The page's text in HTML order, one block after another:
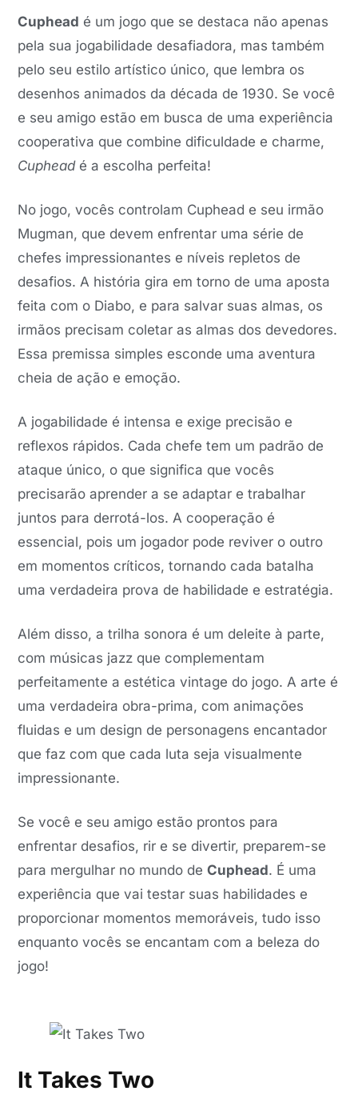
Cuphead é um jogo que se destaca não apenas
pela sua jogabilidade desafiadora, mas também
pelo seu estilo artístico único, que lembra os
desenhos animados da década de 1930. Se você
e seu amigo estão em busca de uma experiência
cooperativa que combine dificuldade e charme,
Cupheadé a escolha perfeita!
No jogo, vocês controlam Cuphead e seu irmão
Mugman, que devem enfrentar uma série de
chefes impressionantes e níveis repletos de
desafios. A história gira em torno de uma aposta
feita com o Diabo, e para salvar suas almas, os
irmãos precisam coletar as almas dos devedores.
Essa premissa simples esconde uma aventura
cheia de ação e emoção.
A jogabilidade é intensa e exige precisão e
reflexos rápidos. Cada chefe tem um padrão de
ataque único, o que significa que vocês
precisarão aprender a se adaptar e trabalhar
juntos para derrotá-los. A cooperação é
essencial, pois um jogador pode reviver o outro
em momentos críticos, tornando cada batalha
uma verdadeira prova de habilidade e estratégia.
Além disso, a trilha sonora é um deleite à parte,
com músicas jazz que complementam
perfeitamente a estética vintage do jogo. A arte é
uma verdadeira obra-prima, com animações
fluidas e um design de personagens encantador
que faz com que cada luta seja visualmente
impressionante.
Se você e seu amigo estão prontos para
enfrentar desafios, rir e se divertir, preparem-se
para mergulhar no mundo deCuphead. É uma
experiência que vai testar suas habilidades e
proporcionar momentos memoráveis, tudo isso
enquanto vocês se encantam com a beleza do
jogo!
It Takes Two